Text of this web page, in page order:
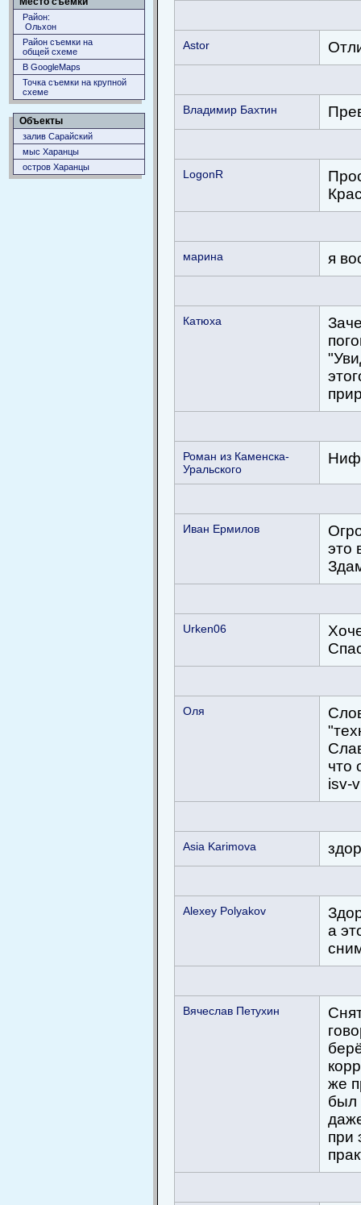
Район:
Ольхон
Район съемки на
общей схеме
В GoogleMaps
Точка съемки на крупной
схеме
Объекты
залив Сарайский
мыс Харанцы
остров Харанцы
Astor
Владимир Бахтин
LogonR
марина я
Катюха
Роман из Каменска-
Уральского
Иван Ермилов
это
Urken06
Оля
что
isv-
Asia Karimova
Alexey Polyakov
а
Вячеслав Петухин
же
был
при